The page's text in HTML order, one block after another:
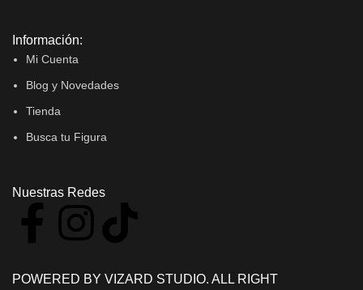
Información:
Mi Cuenta
Blog y Novedades
Tienda
Busca tu Figura
Nuestras Redes
POWERED BY VIZARD STUDIO. ALL RIGHT